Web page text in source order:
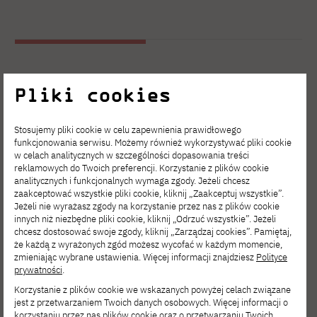
Kontakt
Biuro Centrum Kształcenia Podyplomowego
pokój nr13 w budynku B
tel. (+48) 512 497 506
tel. (+48) 504 640 530
tel. (+48) 22 58 44 597
e-mail:podyplomowe@pja.edu.pl
ul. Koszykowa 86
Pliki cookies
Stosujemy pliki cookie w celu zapewnienia prawidłowego
funkcjonowania serwisu. Możemy również wykorzystywać pliki cookie
w celach analitycznych w szczególności dopasowania treści
reklamowych do Twoich preferencji. Korzystanie z plików cookie
analitycznych i funkcjonalnych wymaga zgody. Jeżeli chcesz
zaakceptować wszystkie pliki cookie, kliknij „Zaakceptuj wszystkie”.
Jeżeli nie wyrażasz zgody na korzystanie przez nas z plików cookie
innych niż niezbędne pliki cookie, kliknij „Odrzuć wszystkie”. Jeżeli
chcesz dostosować swoje zgody, kliknij „Zarządzaj cookies”. Pamiętaj,
że każdą z wyrażonych zgód możesz wycofać w każdym momencie,
zmieniając wybrane ustawienia. Więcej informacji znajdziesz Polityce
prywatności.
Korzystanie z plików cookie we wskazanych powyżej celach związane
jest z przetwarzaniem Twoich danych osobowych. Więcej informacji o